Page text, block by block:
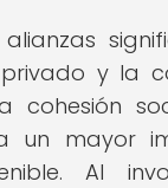
privado y la
cohesión
un mayor
Al